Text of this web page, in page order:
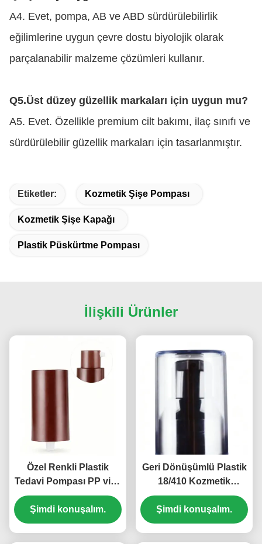
A4. Evet, pompa, AB ve ABD sürdürülebilirlik
eğilimlerine uygun çevre dostu biyolojik olarak
parçalanabilir malzeme çözümleri kullanır.
Q5.Üst düzey güzellik markaları için uygun mu?
A5. Evet. Özellikle premium cilt bakımı, ilaç sınıfı ve
sürdürülebilir güzellik markaları için tasarlanmıştır.
Etiketler: Kozmetik Şişe Pompası
Kozmetik Şişe Kapağı
Plastik Püskürtme Pompası
İlişkili Ürünler
Özel Renkli Plastik
Tedavi Pompası PP vida
kozmetik pompası
18/410 (MC-125)
Şimdi konuşalım.
Geri Dönüşümlü Plastik
18/410 Kozmetik
Losyon Pompası Çocuk
Korumalı (MC-121)
Şimdi konuşalım.